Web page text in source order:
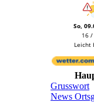
So,
16 /
Leicht
Grusswort
News